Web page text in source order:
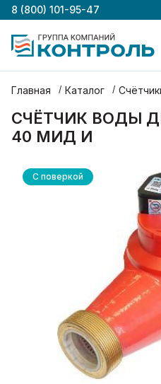
8 (800) 101-95-47
Главная Каталог
СЧЁТЧИК ВОДЫ
40 МИД И
С поверкой